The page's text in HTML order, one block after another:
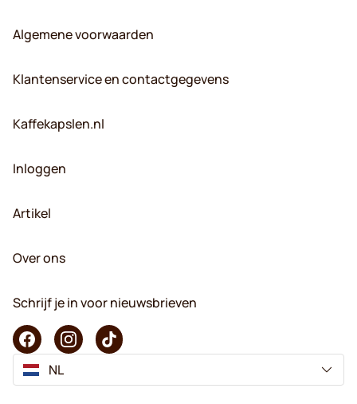
Algemene voorwaarden
Klantenservice en contactgegevens
Kaffekapslen.nl
Inloggen
Artikel
Over ons
Schrijf je in voor nieuwsbrieven
NL